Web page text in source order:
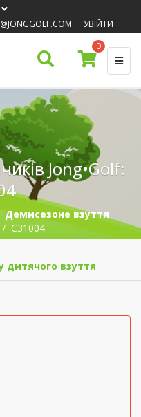
УВІЙТИ
0
Jong•Golf:
Демисезонe взуття
C31004
дитячого взуття